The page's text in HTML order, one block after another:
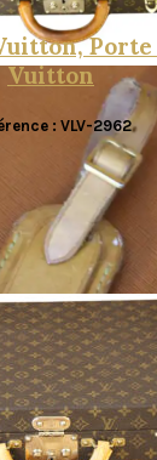
Quick View
Porte
Vuitton
: VLV-2962